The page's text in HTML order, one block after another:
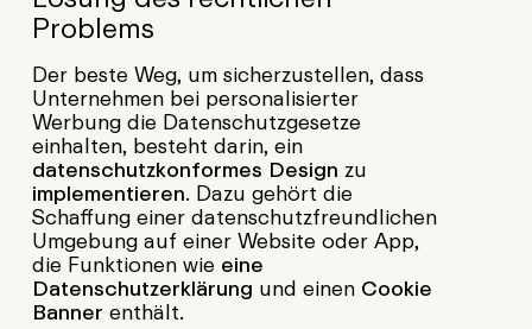
Problems
Der beste Weg, um sicherzustellen, dass
Unternehmen bei personalisierter
Werbung die Datenschutzgesetze
einhalten, besteht darin, ein
datenschutzkonformes Design zu
implementieren. Dazu gehört die
Schaffung einer datenschutzfreundlichen
Umgebung auf einer Website oder App,
die Funktionen wie eine
Datenschutzerklärung und einen Cookie
Banner enthält.